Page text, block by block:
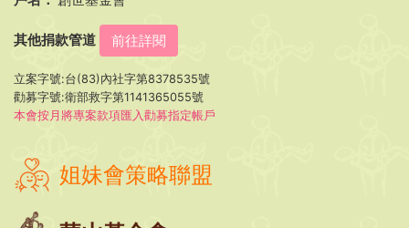
其他捐款管道 前往詳閱
立案字號:台(83)內社字第8378535號
勸募字號:衛部救字第1141365055號
本會按月將專案款項匯入勸募指定帳戶
姐妹會策略聯盟